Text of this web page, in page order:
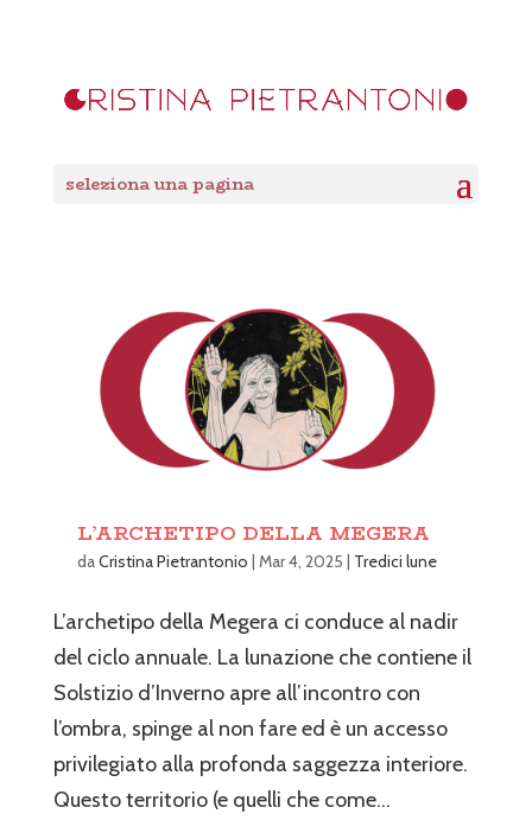
seleziona una pagina
L’ARCHETIPO DELLA MEGERA
daCristina Pietrantonio | Mar 4, 2025 | Tredici lune
L’archetipo della Megera ci conduce al nadir
del ciclo annuale. La lunazione che contiene il
Solstizio d’Inverno apre all’incontro con
l’ombra, spinge al non fare ed è un accesso
privilegiato alla profonda saggezza interiore.
Questo territorio (e quelli che come...